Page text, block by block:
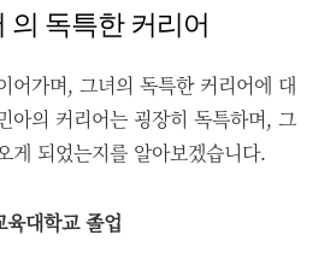
의 독특한 커리어
어가며, 그녀의 독특한 커리어에 대
아의 커리어는 굉장히 독특하며, 그
게 되었는지를 알아보겠습니다.
대학교 졸업